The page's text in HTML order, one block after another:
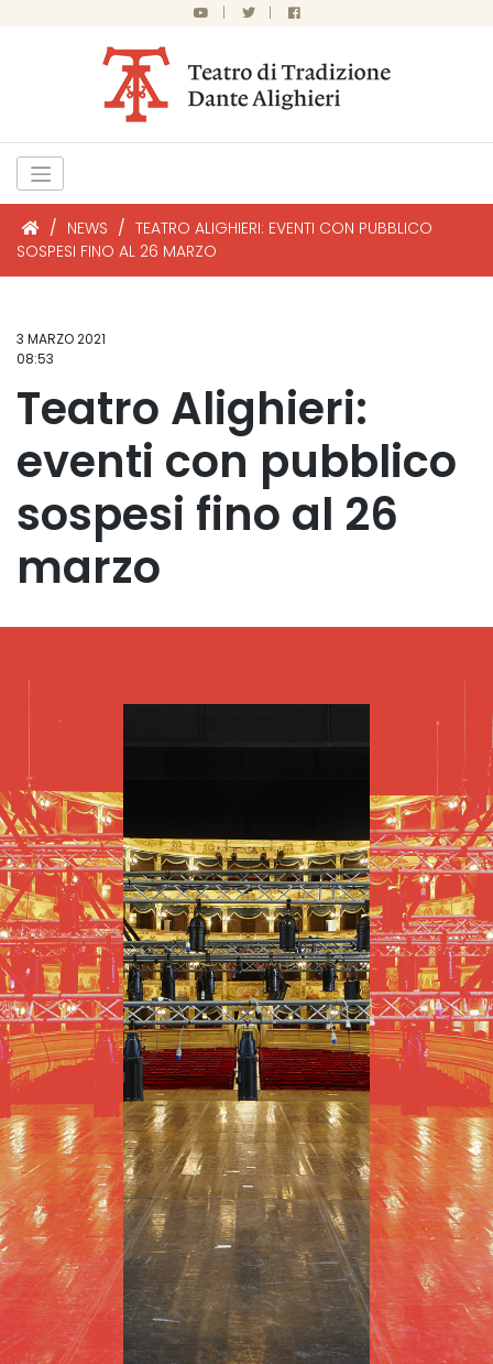
| |
/ NEWS / TEATRO ALIGHIERI: EVENTI CON PUBBLICO
SOSPESI FINO AL 26 MARZO
3 MARZO 2021
08:53
Teatro Alighieri:
eventi con pubblico
sospesi fino al 26
marzo